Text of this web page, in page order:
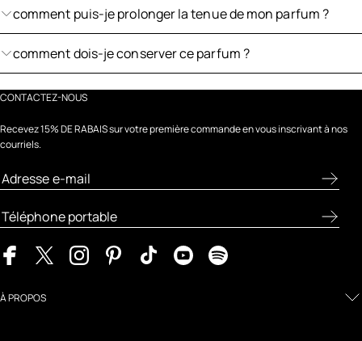
comment puis-je prolonger la tenue de mon parfum ?
comment dois-je conserver ce parfum ?
CONTACTEZ-NOUS
Recevez 15% DE RABAIS sur votre première commande en vous inscrivant à nos
courriels.
À PROPOS